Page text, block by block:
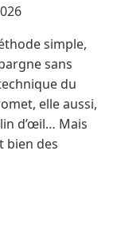
simple,
sans
du
elle aussi,
d’œil… Mais
bien des